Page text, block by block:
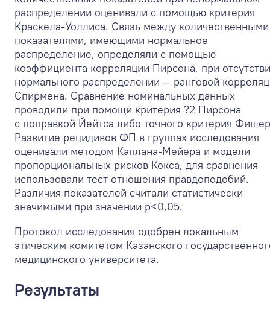
распределении оценивали с помощью критерия
Краскела-Уоллиса. Связь между количественными
показателями, имеющими нормальное
распределение, определяли с помощью
коэффициента корреляции Пирсона, при
нормального распределении — ранговой
Спирмена. Сравнение номинальных данных
проводили при помощи критерия ?2 Пирсона
с поправкой Йейтса либо точного критерия
Развитие рецидивов ФП в группах исследования
оценивали методом Каплана-Мейера и модели
пропорциональных рисков Кокса, для сравнения
использовали тест отношения правдоподобий.
Различия показателей считали статистически
значимыми при значении p<0,05.
Протокол исследования одобрен локальным
этическим комитетом Казанского
медицинского университета.
Результаты